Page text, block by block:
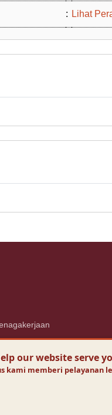
: Lihat
our website serve
kami memberi pelayanan